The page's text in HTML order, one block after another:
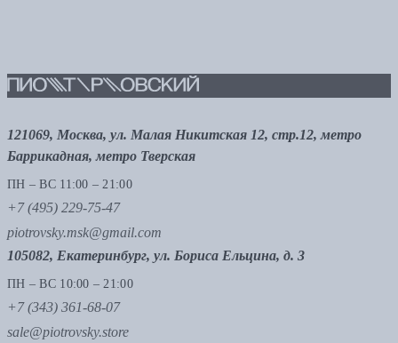
121069, Москва, ул. Малая Никитская 12, стр.12, метро
Баррикадная, метро Тверская
ПН – ВС 11:00 – 21:00
+7 (495) 229-75-47
piotrovsky.msk@gmail.com
105082, Екатеринбург, ул. Бориса Ельцина, д. 3
ПН – ВС 10:00 – 21:00
+7 (343) 361-68-07
sale@piotrovsky.store